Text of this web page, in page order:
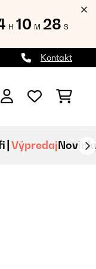
H 10 M 27 S
Kontakt
Výpredaj